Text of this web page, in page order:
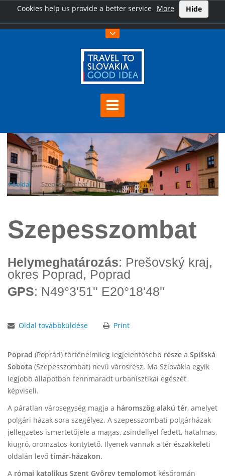
Cookies help us provide a better service More Hide
Főoldal Szepesszombat
Szepesszombat
Helymeghatározás: Prešovský kraj,
okres Poprad, Poprad
GPS: N49°3'51'' E20°18'48''
Oldal továbbküldése Print
Poprad (Poprád) történelmileg legjelentősebb része a Spišská
Sobota (Szepesszombat) nevű városrész. Ma Szlovákia egyik
legjobb állapotban fennmaradt urbanisztikai egészét
képviseli.
A páratlan városegység magja a háromszög alakú tér, amelyet
polgári házak sora szegélyez. A szepesszombati polgárházak
jellegzetes ismertetőjele a magas, zsindellyel fedett, hatalmas,
kiugró, oromzatos kontytető. Ilyenek vannak a tér északkeleti
oldalán levő tímár-házakon.
A római katolikus Szent György templomot későromán